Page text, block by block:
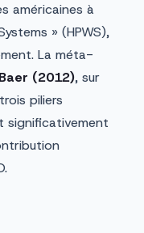
américaines à
» (HPWS),
La méta-
(2012), sur
piliers
significativement